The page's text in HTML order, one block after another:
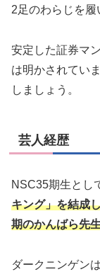
2足のわらじを履
安定した証券マ
は明かされてい
しましょう。
芸人経歴
NSC35期生とし
キング」を結成
期のかんばら先
ダークニンゲン